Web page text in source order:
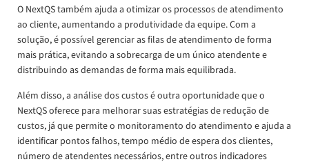
O NextQS também ajuda a otimizar os processos de atendimento
ao cliente, aumentando a produtividade da equipe. Com a
solução, é possível gerenciar as filas de atendimento de forma
mais prática, evitando a sobrecarga de um único atendente e
distribuindo as demandas de forma mais equilibrada.
Além disso, a análise dos custos é outra oportunidade que o
NextQS oferece para melhorar suas estratégias de redução de
custos, já que permite o monitoramento do atendimento e ajuda a
identificar pontos falhos, tempo médio de espera dos clientes,
número de atendentes necessários, entre outros indicadores